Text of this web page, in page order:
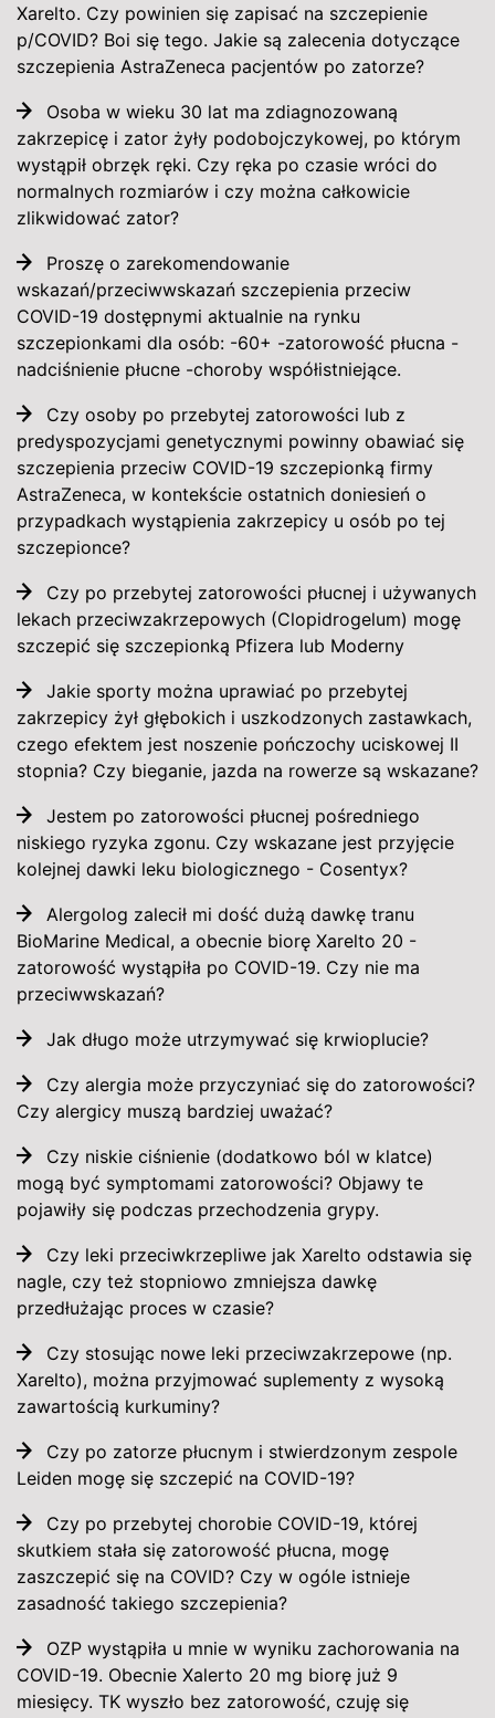
Xarelto. Czy powinien się zapisać na szczepienie
p/COVID? Boi się tego. Jakie są zalecenia dotyczące
szczepienia AstraZeneca pacjentów po zatorze?
Osoba w wieku 30 lat ma zdiagnozowaną
zakrzepicę i zator żyły podobojczykowej, po którym
wystąpił obrzęk ręki. Czy ręka po czasie wróci do
normalnych rozmiarów i czy można całkowicie
zlikwidować zator?
Proszę o zarekomendowanie
wskazań/przeciwwskazań szczepienia przeciw
COVID-19 dostępnymi aktualnie na rynku
szczepionkami dla osób: -60+ -zatorowość płucna -
nadciśnienie płucne -choroby współistniejące.
Czy osoby po przebytej zatorowości lub z
predyspozycjami genetycznymi powinny obawiać się
szczepienia przeciw COVID-19 szczepionką firmy
AstraZeneca, w kontekście ostatnich doniesień o
przypadkach wystąpienia zakrzepicy u osób po tej
szczepionce?
Czy po przebytej zatorowości płucnej i używanych
lekach przeciwzakrzepowych (Clopidrogelum) mogę
szczepić się szczepionką Pfizera lub Moderny
Jakie sporty można uprawiać po przebytej
zakrzepicy żył głębokich i uszkodzonych zastawkach,
czego efektem jest noszenie pończochy uciskowej II
stopnia? Czy bieganie, jazda na rowerze są wskazane?
Jestem po zatorowości płucnej pośredniego
niskiego ryzyka zgonu. Czy wskazane jest przyjęcie
kolejnej dawki leku biologicznego - Cosentyx?
Alergolog zalecił mi dość dużą dawkę tranu
BioMarine Medical, a obecnie biorę Xarelto 20 -
zatorowość wystąpiła po COVID-19. Czy nie ma
przeciwwskazań?
Jak długo może utrzymywać się krwioplucie?
Czy alergia może przyczyniać się do zatorowości?
Czy alergicy muszą bardziej uważać?
Czy niskie ciśnienie (dodatkowo ból w klatce)
mogą być symptomami zatorowości? Objawy te
pojawiły się podczas przechodzenia grypy.
Czy leki przeciwkrzepliwe jak Xarelto odstawia się
nagle, czy też stopniowo zmniejsza dawkę
przedłużając proces w czasie?
Czy stosując nowe leki przeciwzakrzepowe (np.
Xarelto), można przyjmować suplementy z wysoką
zawartością kurkuminy?
Czy po zatorze płucnym i stwierdzonym zespole
Leiden mogę się szczepić na COVID-19?
Czy po przebytej chorobie COVID-19, której
skutkiem stała się zatorowość płucna, mogę
zaszczepić się na COVID? Czy w ogóle istnieje
zasadność takiego szczepienia?
OZP wystąpiła u mnie w wyniku zachorowania na
COVID-19. Obecnie Xalerto 20 mg biorę już 9
miesięcy. TK wyszło bez zatorowość, czuję się